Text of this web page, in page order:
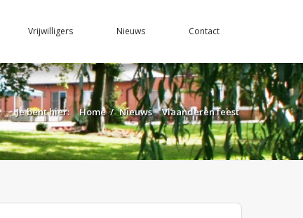
Vrijwilligers Nieuws Contact
Je bent hier: Home / Nieuws Vlaanderen feest